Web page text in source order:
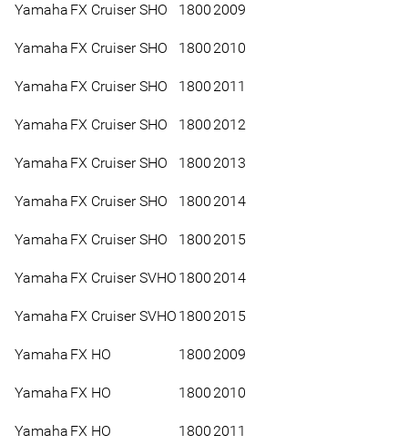
Yamaha FX Cruiser SHO 1800 2009
Yamaha FX Cruiser SHO 1800 2010
Yamaha FX Cruiser SHO 1800 2011
Yamaha FX Cruiser SHO 1800 2012
Yamaha FX Cruiser SHO 1800 2013
Yamaha FX Cruiser SHO 1800 2014
Yamaha FX Cruiser SHO 1800 2015
Yamaha FX Cruiser SVHO 1800 2014
Yamaha FX Cruiser SVHO 1800 2015
Yamaha FX HO 1800 2009
Yamaha FX HO 1800 2010
Yamaha FX HO 1800 2011